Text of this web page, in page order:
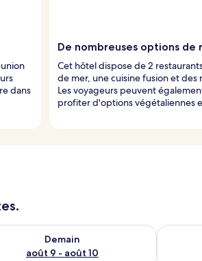
dans
De nombreuses options de
Cet hôtel dispose de 2
de mer, une cuisine fusion et des
Les voyageurs peuvent
profiter d'options végétaliennes
9
Demain
août 9 - août 10
la disponibilité pour demain août 9 -
Vérifier